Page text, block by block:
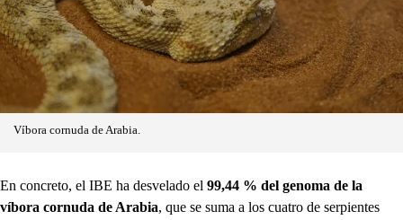
Víbora cornuda de Arabia.
En concreto, el IBE ha desvelado el 99,44 % del genoma de la
víbora cornuda de Arabia, que se suma a los cuatro de serpientes